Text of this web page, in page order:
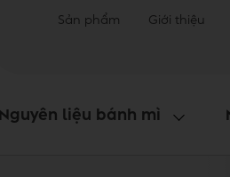
Sản phẩm Giới thiệu
Nguyên liệu bánh mì